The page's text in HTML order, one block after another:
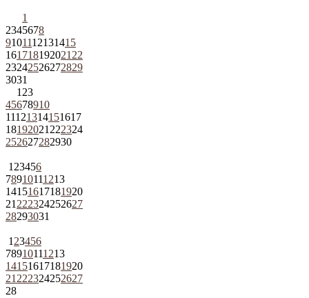
1
2345678
9101112131415
161718192021 22
23242526272829
3031
1 23
45678910
11121314151617
18192021 222324
252627282930
1 23456
78910111213
14151617181920
21 222324252627
28293031
1 23456
78910111213
14151617181920
21 222324252627
28